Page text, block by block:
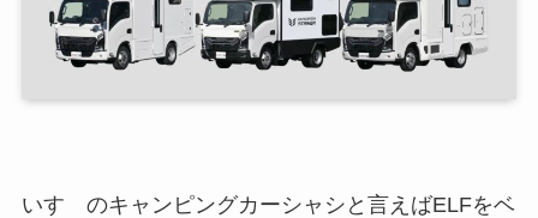
いすゞのキャンピングカーシャシと言えばELFをベ